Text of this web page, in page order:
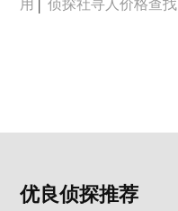
用
│侦探社寻人价格查找
优良侦探推荐